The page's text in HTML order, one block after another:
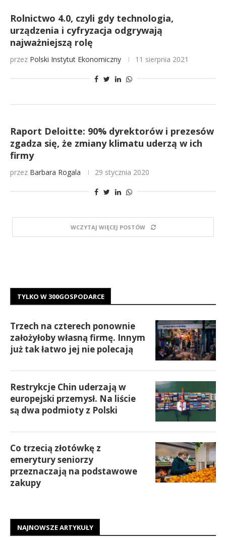
Rolnictwo 4.0, czyli gdy technologia,
urządzenia i cyfryzacja odgrywają
najważniejszą rolę
przez Polski Instytut Ekonomiczny 11 sierpnia 2021
Raport Deloitte: 90% dyrektorów i prezesów
zgadza się, że zmiany klimatu uderzą w ich
firmy
przez Barbara Rogala 29 stycznia 2020
WCZYTAJ WIĘCEJ POSTÓW
TYLKO W 300GOSPODARCE
Trzech na czterech ponownie
założyłoby własną firmę. Innym
już tak łatwo jej nie polecają
Restrykcje Chin uderzają w
europejski przemysł. Na liście
są dwa podmioty z Polski
Co trzecią złotówkę z
emerytury seniorzy
przeznaczają na podstawowe
zakupy
NAJNOWSZE ARTYKUŁY